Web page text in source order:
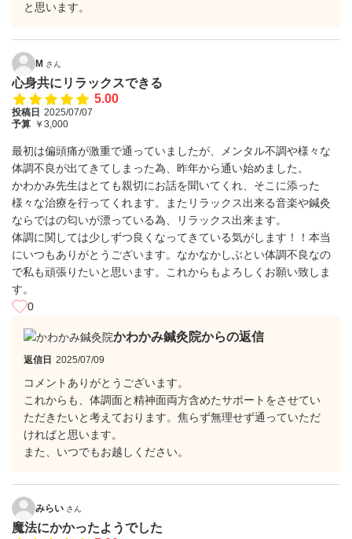
と思います。
M さん
心身共にリラックスできる
5.00
投稿日 2025/07/07
予算 ￥3,000
最初は偏頭痛が激重で通っていましたが、メンタル不調や様々な
体調不良が出てきてしまった為、昨年から通い始めました。
かわかみ先生はとても親切にお話を聞いてくれ、そこに添った
様々な治療を行ってくれます。またリラックス出来る音楽や鍼灸
ならではの匂いが漂っている為、リラックス出来ます。
体調に関しては少しずつ良くなってきている気がします！！本当
にいつもありがとうございます。なかなかしぶとい体調不良なの
で私も頑張りたいと思います。これからもよろしくお願い致しま
す。
0
かわかみ鍼灸院からの返信
返信日 2025/07/09
コメントありがとうございます。
これからも、体調面と精神面両方含めたサポートをさせてい
ただきたいと考えております。焦らず無理せず通っていただ
ければと思います。
また、いつでもお越しください。
みらい さん
魔法にかかったようでした